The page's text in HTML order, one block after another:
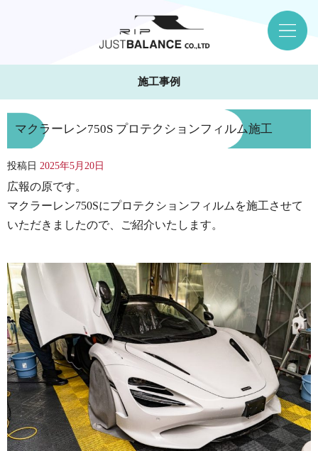
施工事例
マクラーレン750S プロテクションフィルム施工
投稿日 2025年5月20日
広報の原です。
マクラーレン750Sにプロテクションフィルムを施工させて
いただきましたので、ご紹介いたします。